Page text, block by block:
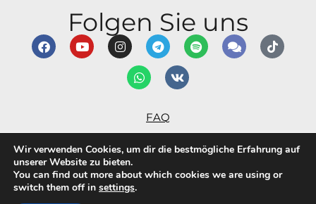
Folgen Sie uns
FAQ
Erklärung zur Barrierefreiheit
Datenschutzbestimmungen
Wir verwenden Cookies, um dir die bestmögliche Erfahrung auf
unserer Website zu bieten.
You can find out more about which cookies we are using or
switch them off in settings.